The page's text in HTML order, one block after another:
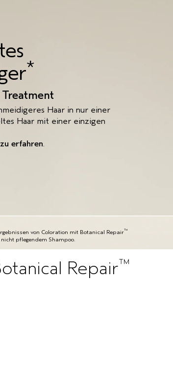
*
Haar in nur einer
Haar mit einer einzigen
erfahren.
von Coloration mit Botanical Repair™
pflegendem Shampoo.
Repair™